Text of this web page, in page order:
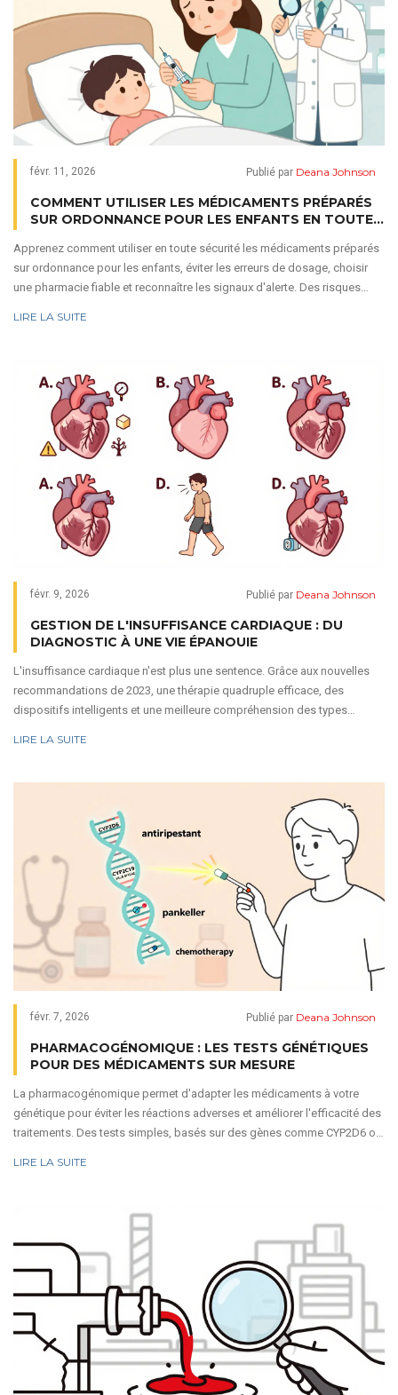
févr. 11, 2026 Publié par Deana Johnson
COMMENT UTILISER LES MÉDICAMENTS PRÉPARÉS
SUR ORDONNANCE POUR LES ENFANTS EN TOUTE
Apprenez comment utiliser en toute sécurité les médicaments préparés
sur ordonnance pour les enfants, éviter les erreurs de dosage, choisir
une pharmacie fiable et reconnaître les signaux d'alerte. Des risques
LIRE LA SUITE
févr. 9, 2026 Publié par Deana Johnson
GESTION DE L'INSUFFISANCE CARDIAQUE : DU
DIAGNOSTIC À UNE VIE ÉPANOUIE
L'insuffisance cardiaque n'est plus une sentence. Grâce aux nouvelles
recommandations de 2023, une thérapie quadruple efficace, des
dispositifs intelligents et une meilleure compréhension des types
LIRE LA SUITE
févr. 7, 2026 Publié par Deana Johnson
PHARMACOGÉNOMIQUE : LES TESTS GÉNÉTIQUES
POUR DES MÉDICAMENTS SUR MESURE
La pharmacogénomique permet d'adapter les médicaments à votre
génétique pour éviter les réactions adverses et améliorer l'efficacité des
traitements. Des tests simples, basés sur des gènes comme CYP2D6 ou
LIRE LA SUITE